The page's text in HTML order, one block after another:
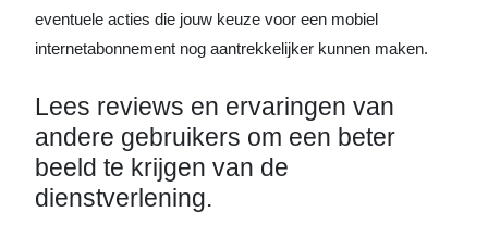
eventuele acties die jouw keuze voor een mobiel
internetabonnement nog aantrekkelijker kunnen maken.
Lees reviews en ervaringen van
andere gebruikers om een beter
beeld te krijgen van de
dienstverlening.